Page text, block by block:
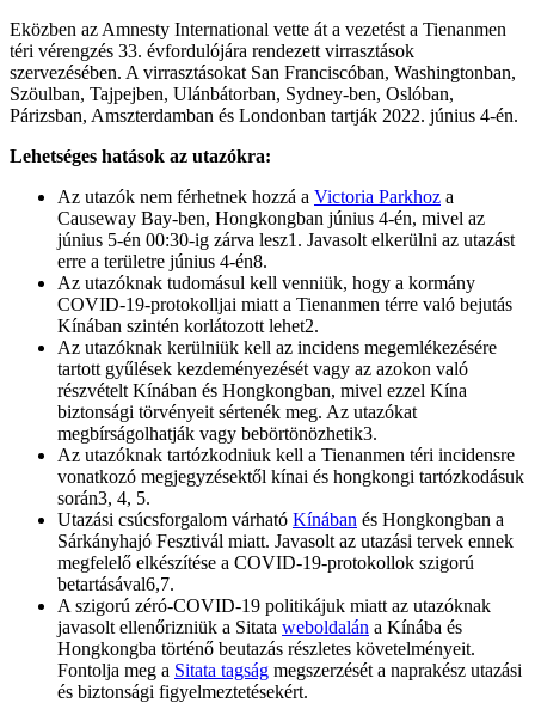
Eközben az Amnesty International vette át a vezetést a Tienanmen
téri vérengzés 33. évfordulójára rendezett virrasztások
szervezésében. A virrasztásokat San Franciscóban, Washingtonban,
Szöulban, Tajpejben, Ulánbátorban, Sydney-ben, Oslóban,
Párizsban, Amszterdamban és Londonban tartják 2022. június 4-én.
Lehetséges hatások az utazókra:
Az utazók nem férhetnek hozzá a Victoria Parkhoz a
Causeway Bay-ben, Hongkongban június 4-én, mivel az
június 5-én 00:30-ig zárva lesz1. Javasolt elkerülni az utazást
erre a területre június 4-én8.
Az utazóknak tudomásul kell venniük, hogy a kormány
COVID-19-protokolljai miatt a Tienanmen térre való bejutás
Kínában szintén korlátozott lehet2.
Az utazóknak kerülniük kell az incidens megemlékezésére
tartott gyűlések kezdeményezését vagy az azokon való
részvételt Kínában és Hongkongban, mivel ezzel Kína
biztonsági törvényeit sértenék meg. Az utazókat
megbírságolhatják vagy bebörtönözhetik3.
Az utazóknak tartózkodniuk kell a Tienanmen téri incidensre
vonatkozó megjegyzésektől kínai és hongkongi tartózkodásuk
során3, 4, 5.
Utazási csúcsforgalom várható Kínában és Hongkongban a
Sárkányhajó Fesztivál miatt. Javasolt az utazási tervek ennek
megfelelő elkészítése a COVID-19-protokollok szigorú
betartásával6,7.
A szigorú zéró-COVID-19 politikájuk miatt az utazóknak
javasolt ellenőrizniük a Sitata weboldalán a Kínába és
Hongkongba történő beutazás részletes követelményeit.
Fontolja meg a Sitata tagság megszerzését a naprakész utazási
és biztonsági figyelmeztetésekért.